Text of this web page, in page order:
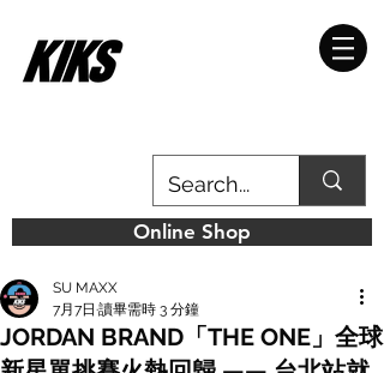
Online Shop
JORDAN BRAND「THE ONE」全球
SU MAXX
7月7日 讀畢需時 3 分鐘